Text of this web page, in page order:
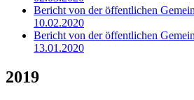
Bericht von der öffentlichen
10.02.2020
Bericht von der öffentlichen
13.01.2020
2019